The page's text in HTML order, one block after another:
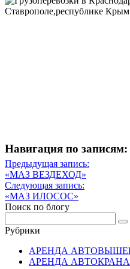
Навигация по записям:
Навигация
по
записям
Предыдущая запись:
Предыдущая
запись
«МАЗ ВЕЗДЕХОД»
Следующая запись:
Следующая
запись
«МАЗ ИЛОСОС»
Поиск по блогу
Рубрики
АРЕНДА
АРЕНДА АВТОКРАНА